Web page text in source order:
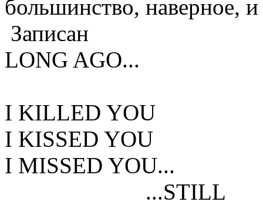
большинство, наверное, и
Записан
LONG AGO...
I KILLED YOU
I KISSED YOU
I MISSED YOU...
...STILL